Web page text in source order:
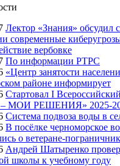
Лектор «Знания» обсудил
современные
вербовке
⁠По информации РТРС
«Центр занятости
районе информирует
Стартовал I
МОИ РЕШЕНИЯ» 2025-
Система подвоза воды в
В посёлке черноморское
о ветеране-
Андрей Шатыренко
школы к учебному году